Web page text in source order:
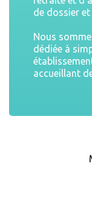
de dossier
Nous
dédiée à
accueillant